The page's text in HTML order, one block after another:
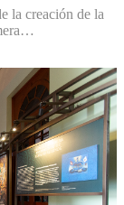
la creación de la